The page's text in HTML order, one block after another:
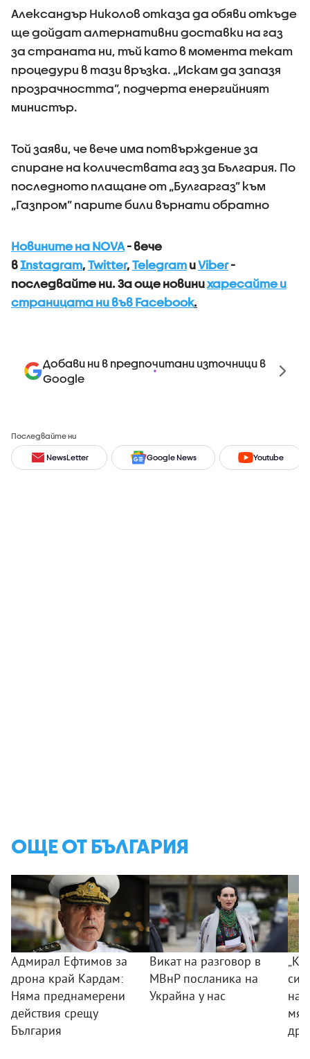
Александър Николов отказа да обяви откъде
ще дойдат алтернативни доставки на газ
за страната ни, тъй като в момента текат
процедури в тази връзка. „Искам да запазя
прозрачността”, подчерта енергийният
министър.
Той заяви, че вече има потвърждение за
спиране на количествата газ за България. По
последното плащане от „Булгаргаз” към
„Газпром” парите били върнати обратно
Новините на NOVA- вече
вInstagram, Twitter, Telegram иViber-
последвайте ни.За още новинихаресайте и
страницата ни във Facebook.
Добави ни в предпочитани източници в
Google
Последвайте ни
NewsLetter Google News Youtube
ОЩЕ ОТ БЪЛГАРИЯ
Адмирал Ефтимов за
дрона край Кардам:
Няма преднамерени
действия срещу
България
Викат на разговор в
МВнР посланика на
Украйна у нас
на